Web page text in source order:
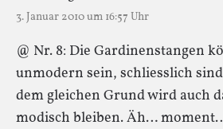
3. Januar 2010 um 16:57 Uhr
@ Nr. 8: Die Gardinenstangen
unmodern sein, schliesslich
dem gleichen Grund wird auch
modisch bleiben. Äh…